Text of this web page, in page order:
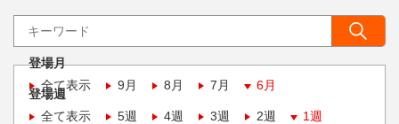
登場月
全て表示
9月 8月 7月 6月
登場週
全て表示
5週 4週 3週 2週 1週